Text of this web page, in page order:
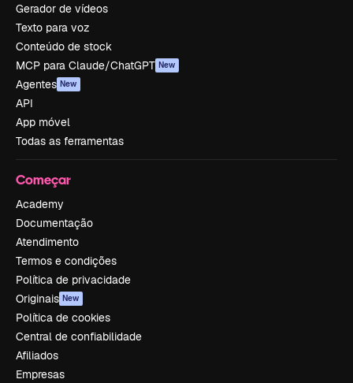
Gerador de vídeos
Texto para voz
Conteúdo de stock
MCP para Claude/ChatGPT New
Agentes New
API
App móvel
Todas as ferramentas
Começar
Academy
Documentação
Atendimento
Termos e condições
Política de privacidade
Originais New
Política de cookies
Central de confiabilidade
Afiliados
Empresas